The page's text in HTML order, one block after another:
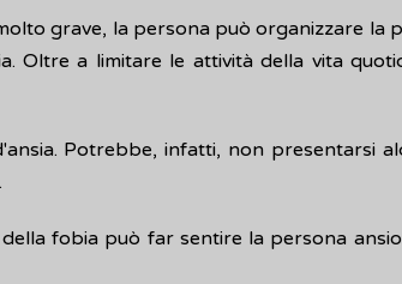
grave, la persona può organizzare la
Oltre a limitare le attività della vita
Potrebbe, infatti, non presentarsi
fobia può far sentire la persona